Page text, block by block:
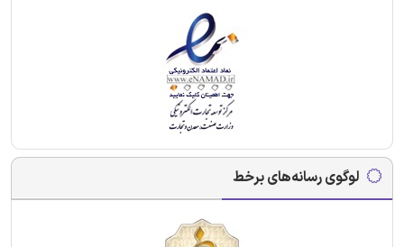
لوگوی رسانه‌های برخط